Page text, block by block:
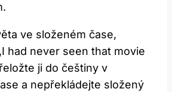
ve složeném čase,
had never seen that movie
ji do češtiny v
a nepřekládejte složený